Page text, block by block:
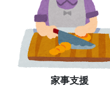
家事支援